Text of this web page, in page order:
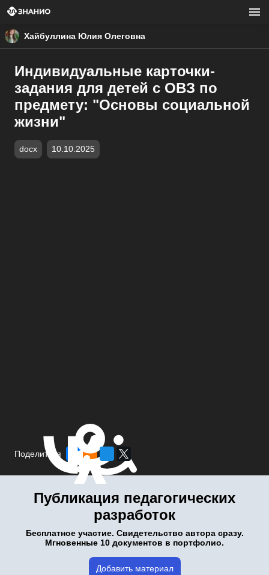
Хайбуллина Юлия Олеговна
Индивидуальные карточки-
задания для детей с ОВЗ по
предмету: "Основы социальной
жизни"
docx 10.10.2025
Поделиться
Публикация педагогических
разработок
Бесплатное участие. Свидетельство автора сразу.
Мгновенные 10 документов в портфолио.
Добавить материал